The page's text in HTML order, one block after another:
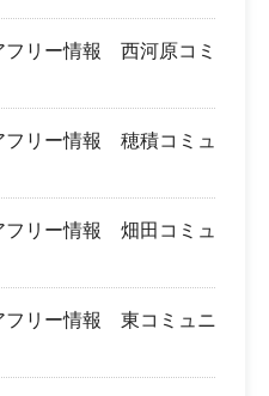
フリー情報 西河原コミ
フリー情報 穂積コミュ
フリー情報 畑田コミュ
フリー情報 東コミュニ